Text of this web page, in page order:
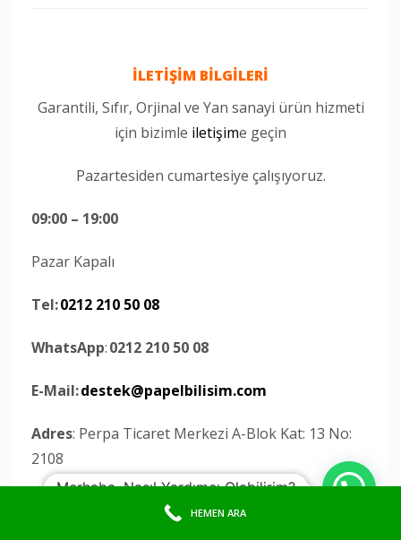
İLETİŞİM BİLGİLERİ
Garantili, Sıfır, Orjinal ve Yan sanayi ürün hizmeti
için bizimle iletişime geçin
Pazartesiden cumartesiye çalışıyoruz.
09:00 – 19:00
Pazar Kapalı
Tel:0212 210 50 08
WhatsApp:0212 210 50 08
E-Mail:destek@papelbilisim.com
Adres: Perpa Ticaret Merkezi A-Blok Kat: 13 No:
2108
Merhaba, Nasıl Yardımcı Olabilirim?
HEMEN ARA